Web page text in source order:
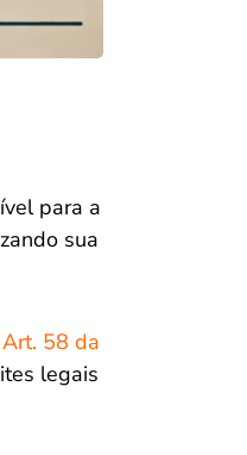
para a
sua
Art. 58 da
legais